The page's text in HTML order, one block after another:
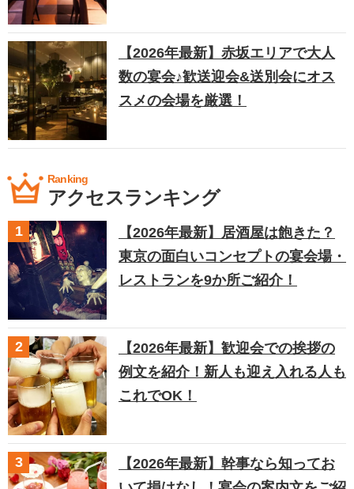
【2026年最新】赤坂エリアで大人
数の宴会♪歓送迎会&送別会にオス
スメの会場を厳選！
Ranking
アクセスランキング
【2026年最新】居酒屋は飽きた？
東京の面白いコンセプトの宴会場・
レストランを9か所ご紹介！
【2026年最新】歓迎会での挨拶の
例文を紹介！新人も迎え入れる人も
これでOK！
【2026年最新】幹事なら知ってお